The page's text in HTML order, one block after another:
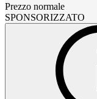
Prezzo normale
SPONSORIZZATO